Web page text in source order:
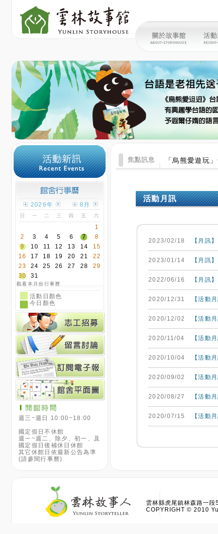
2026年 8月
日 一 二 三 四 五 六
1
2
3 4 5 6 7
8
9
10 11 12 13 14
15
16
17 18 19 20 21
22
23
24 25 26 27 28
29
30
31
觀看本月份行事曆
活動日顏色
今日顏色
週三~週日 10:00~18:00
國定假日不休館
週一~週二、除夕、初一、及
國定假日後補休日休館
其它休館日依最新公告為準
(請參閱行事曆)
「烏熊愛遊玩
活動月訊
2023/02/18 【月訊
2023/01/14 【月訊
2022/06/16 【月訊
2020/12/31 【活動
2020/12/02 【活動
2020/11/04 【活動
2020/10/04 【活動
2020/09/02 【活動
2020/08/27 【活動
2020/07/15 【活動
雲林縣虎尾鎮林森路
COPYRIGHT © 2010